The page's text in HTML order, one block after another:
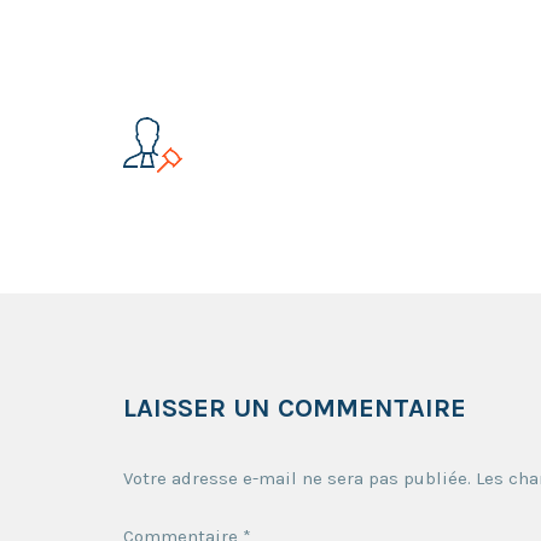
LAISSER UN COMMENTAIRE
Votre adresse e-mail ne sera pas publiée. Les
Commentaire *